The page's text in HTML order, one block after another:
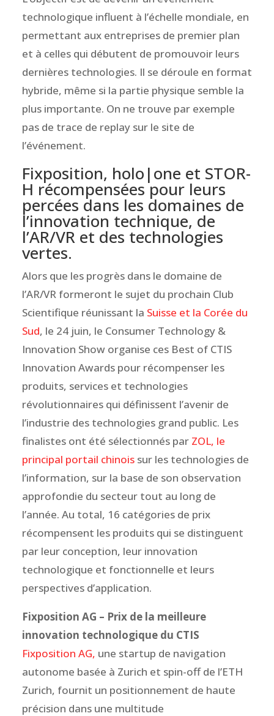
technologique influent à l’échelle mondiale, en
permettant aux entreprises de premier plan
et à celles qui débutent de promouvoir leurs
dernières technologies. Il se déroule en format
hybride, même si la partie physique semble la
plus importante. On ne trouve par exemple
pas de trace de replay sur le site de
l’événement.
Fixposition, holo|one et STOR-
H récompensées pour leurs
percées dans les domaines de
l’innovation technique, de
l’AR/VR et des technologies
vertes.
Alors que les progrès dans le domaine de
l’AR/VR formeront le sujet du prochain Club
Scientifique réunissant la Suisse et la Corée du
Sud, le 24 juin, le Consumer Technology &
Innovation Show organise ces Best of CTIS
Innovation Awards pour récompenser les
produits, services et technologies
révolutionnaires qui définissent l’avenir de
l’industrie des technologies grand public. Les
finalistes ont été sélectionnés par ZOL, le
principal portail chinoissur les technologies de
l’information, sur la base de son observation
approfondie du secteur tout au long de
l’année. Au total, 16 catégories de prix
récompensent les produits qui se distinguent
par leur conception, leur innovation
technologique et fonctionnelle et leurs
perspectives d’application.
Fixposition AG – Prix de la meilleure
innovation technologique du CTIS
Fixposition AG, une startup de navigation
autonome basée à Zurich et spin-off de l’ETH
Zurich, fournit un positionnement de haute
précision dans une multitude